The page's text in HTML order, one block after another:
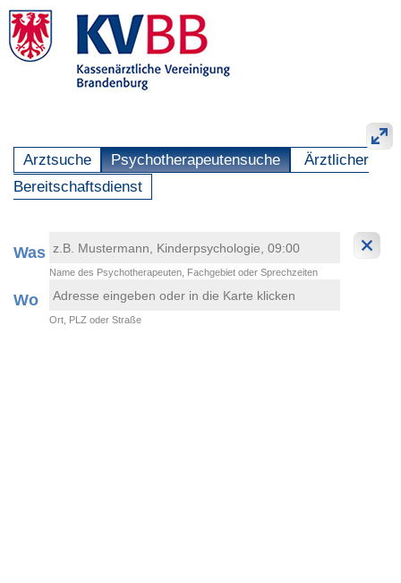
Arztsuche Psychotherapeutensuche
Ärztlicher
Bereitschaftsdienst
Was
Name des Psychotherapeuten, Fachgebiet oder Sprechzeiten
Wo
Ort, PLZ oder Straße